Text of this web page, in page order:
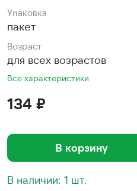
Упаковка
пакет
Возраст
для всех возрастов
Все характеристики
134 ₽
В корзину
В наличии: 1 шт.